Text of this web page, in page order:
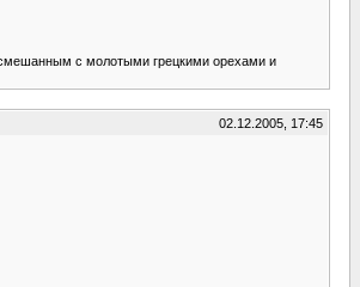
с молотыми грецкими орехами и
02.12.2005, 17:45